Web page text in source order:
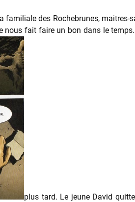
familiale des Rochebrunes, maitres-
nous fait faire un bon dans le
plus tard. Le jeune David